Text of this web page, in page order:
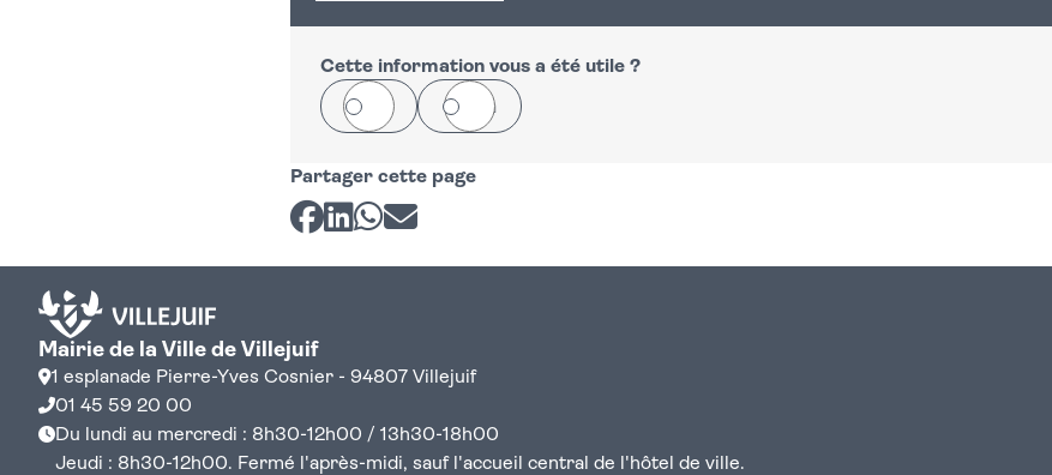
Cette information vous a été utile ?
Oui Non
Partager cette page
Partager sur Facebook
Partager sur LinkedIn
Partager sur Whatsapp
Partager par courriel
Mairie de la Ville de Villejuif
1 esplanade Pierre-Yves Cosnier - 94807 Villejuif
01 45 59 20 00
Du lundi au mercredi : 8h30-12h00 / 13h30-18h00
Jeudi : 8h30-12h00. Fermé l'après-midi, sauf l'accueil central de l'hôtel de ville.